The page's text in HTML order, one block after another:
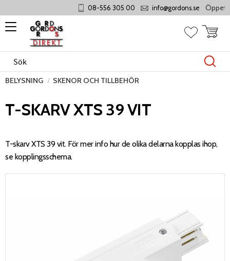
Meny
08-556 305 00 info@gordons.se Öppet
Favoriter
BELYSNING SKENOR OCH TILLBEHÖR
T-SKARV XTS 39 VIT
T-skarv XTS 39 vit. För mer info hur de olika delarna kopplas ihop,
se kopplingsschema.